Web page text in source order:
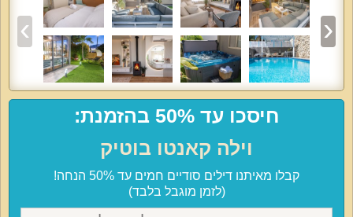
חיסכו עד 50% בהזמנת:
וילה קאנטו בוטיק
קבלו מאיתנו דילים סודיים חמים עד 50% הנחה!
(לזמן מוגבל בלבד)